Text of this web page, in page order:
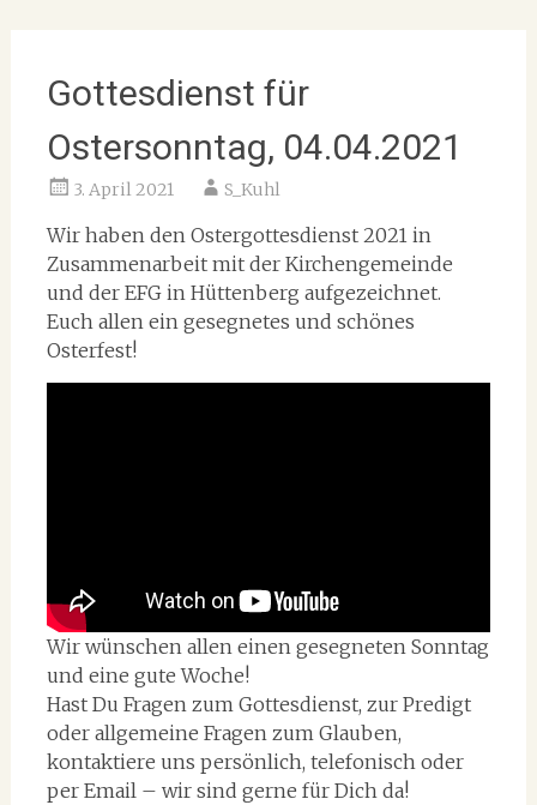
Gottesdienst für
Ostersonntag, 04.04.2021
3. April 2021 S_Kuhl
Wir haben den Ostergottesdienst 2021 in
Zusammenarbeit mit der Kirchengemeinde
und der EFG in Hüttenberg aufgezeichnet.
Euch allen ein gesegnetes und schönes
Osterfest!
Wir wünschen allen einen gesegneten Sonntag
und eine gute Woche!
Hast Du Fragen zum Gottesdienst, zur Predigt
oder allgemeine Fragen zum Glauben,
kontaktiere uns persönlich, telefonisch oder
per Email – wir sind gerne für Dich da!